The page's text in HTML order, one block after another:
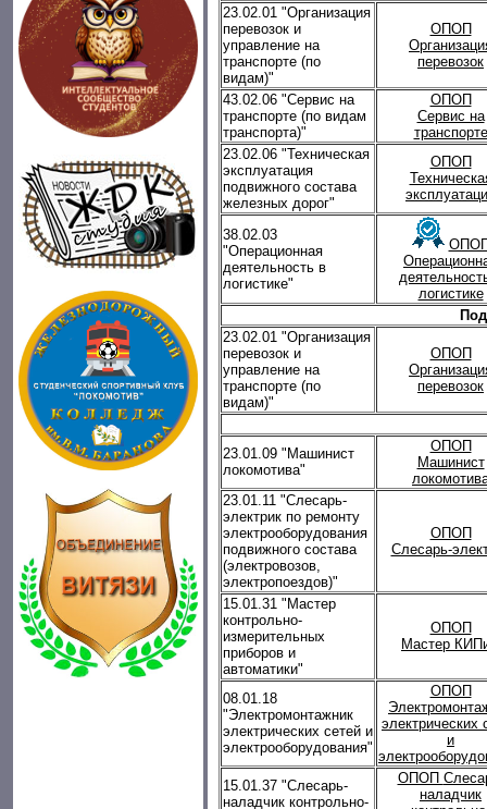
23.02.01 "Организация
перевозок и
управление на
транспорте (по
видам)"
ОПОП
перевозок
43.02.06 "Сервис на
транспорте (по видам
транспорта)"
ОПОП
Сервис на
транспорте
23.02.06 "Техническая
эксплуатация
подвижного состава
железных дорог"
ОПОП
38.02.03
"Операционная
деятельность в
логистике"
логистике
23.02.01 "Организация
перевозок и
управление на
транспорте (по
видам)"
ОПОП
перевозок
23.01.09 "Машинист
локомотива"
ОПОП
Машинист
23.01.11 "Слесарь-
электрик по ремонту
электрооборудования
подвижного состава
(электровозов,
электропоездов)"
ОПОП
Слесарь-
15.01.31 "Мастер
контрольно-
измерительных
приборов и
автоматики"
ОПОП
Мастер
08.01.18
"Электромонтажник
электрических сетей и
электрооборудования"
ОПОП
электрических
и
15.01.37 "Слесарь-
наладчик контрольно-
ОПОП
наладчик